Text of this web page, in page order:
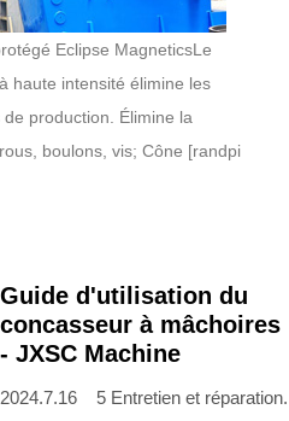
Eclipse MagneticsLe
haute intensité élimine les
production. Élimine la
boulons, vis; Cône [randpi
Guide d'utilisation du
concasseur à mâchoires
- JXSC Machine
2024.7.16 5 Entretien et réparation.